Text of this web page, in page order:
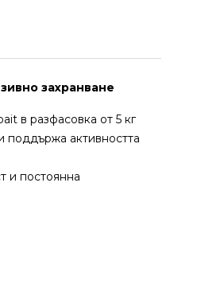
захранване
в разфасовка от 5 кг
поддържа активността
и постоянна